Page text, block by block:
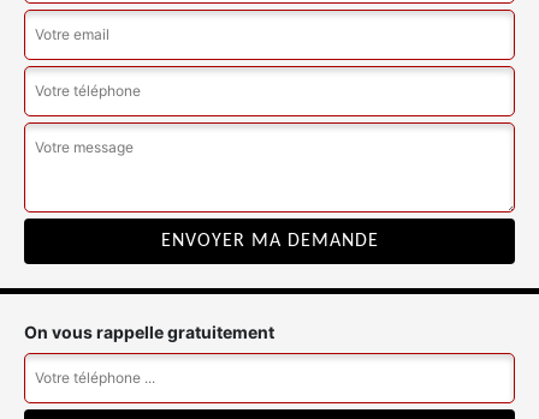
On vous rappelle gratuitement